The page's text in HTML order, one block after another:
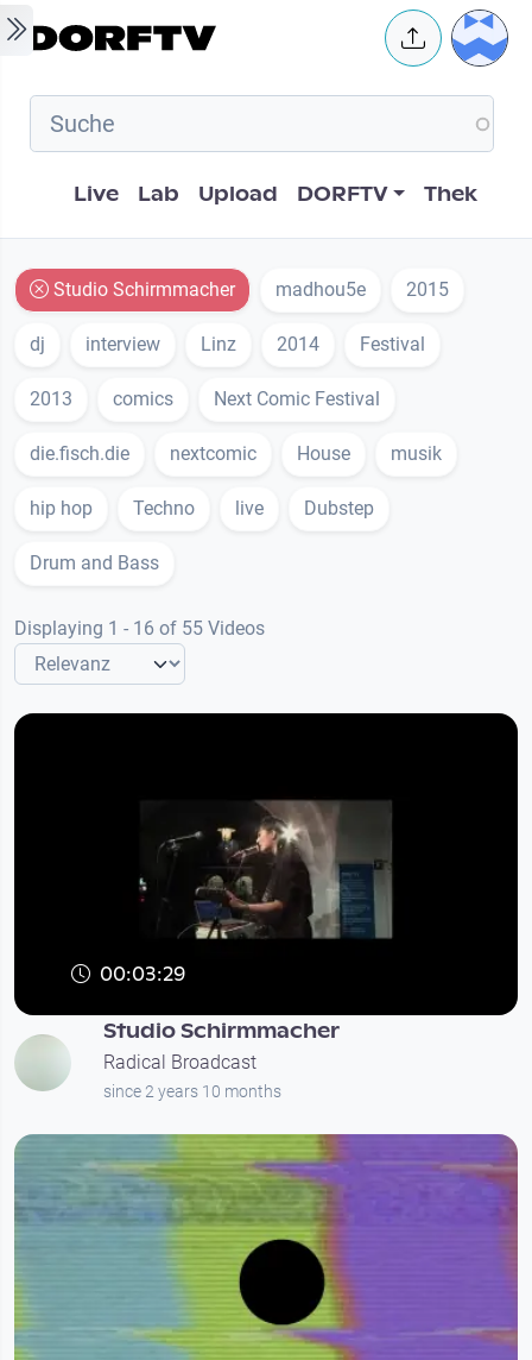
Skip to main content User
Hauptnavigation
Live Lab Upload DORFTV Thek
Studio Schirmmacher madhou5e 2015
dj interview Linz 2014 Festival
2013 comics Next Comic Festival
die.fisch.die nextcomic House musik
hip hop Techno live Dubstep
Drum and Bass
Displaying 1 - 16 of 55 Videos
00:03:29
Studio Schirmmacher
Radical Broadcast
since 2 years 10 months